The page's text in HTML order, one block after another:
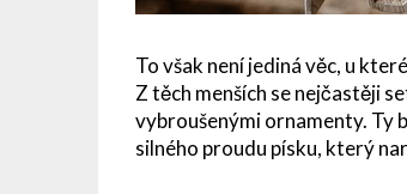
To však není jediná věc, u
Z těch menších se nejčastěji
vybroušenými ornamenty. Ty
silného proudu písku, který